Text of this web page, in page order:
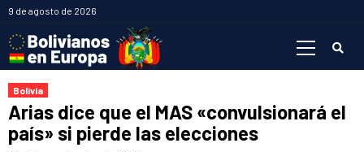
Saltar
contenido
9 de agosto de 2026
Bolivia
Arias dice que el MAS «convulsionará el
país» si pierde las elecciones